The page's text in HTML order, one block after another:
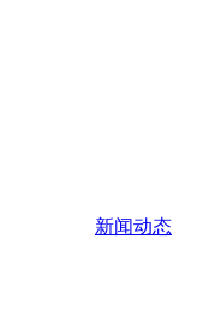
新闻动态